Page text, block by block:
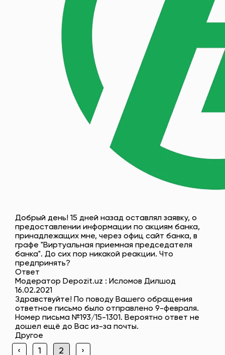
Добрый день! 15 дней назад оставлял заявку, о
предоставлении информации по акциям банка,
принадлежащих мне, через офиц сайт банка, в
графе "Виртуальная приемная председателя
банка". До сих пор никакой реакции. Что
предпринять?
Ответ
Модератор Depozit.uz : Исломов Дилшод
16.02.2021
Здравствуйте! По поводу Вашего обращения
ответное письмо было отправлено 9-февраля.
Номер письма №193/15-1301. Вероятно ответ не
дошел ещё до Вас из-за почты.
Другое
‹ 1 2 ›